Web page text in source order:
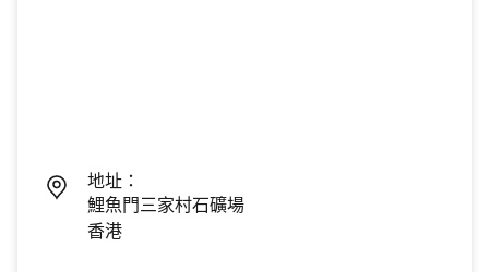
地址：
鯉魚門三家村石礦場
香港